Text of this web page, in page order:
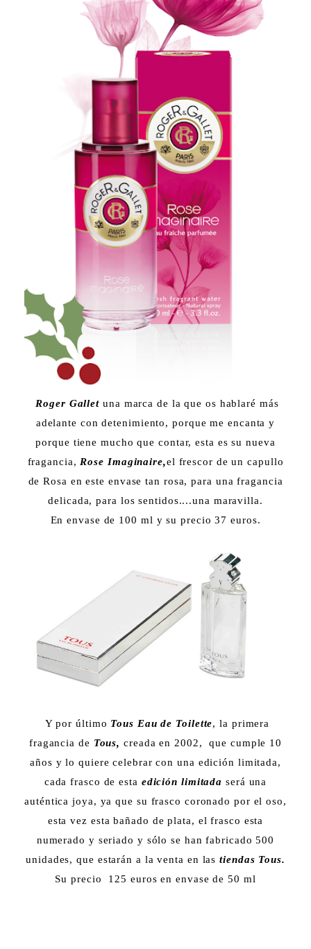
Roger Gallet una marca de la que os hablaré más
adelante con detenimiento, porque me encanta y
porque tiene mucho que contar, esta es su nueva
fragancia, Rose Imaginaire,el frescor de un capullo
de Rosa en este envase tan rosa, para una fragancia
delicada, para los sentidos....una maravilla.
En envase de 100 ml y su precio 37 euros.
Y por último Tous Eau de Toilette, la primera
fragancia de Tous, creada en 2002, que cumple 10
años y lo quiere celebrar con una edición limitada,
cada frasco de esta edición limitada será una
auténtica joya, ya que su frasco coronado por el oso,
esta vez esta bañado de plata, el frasco esta
numerado y seriado y sólo se han fabricado 500
unidades, que estarán a la venta en las tiendas Tous.
Su precio 125 euros en envase de 50 ml